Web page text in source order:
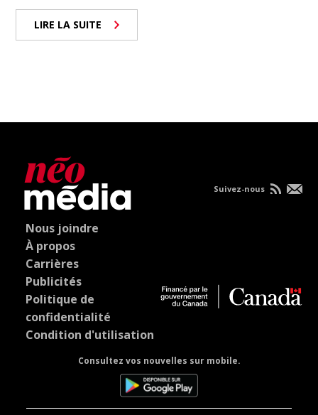
LIRE LA SUITE
Nous joindre
À propos
Carrières
Publicités
Politique de
confidentialité
Condition d'utilisation
Consultez vos nouvelles sur mobile.
Suivez-nous